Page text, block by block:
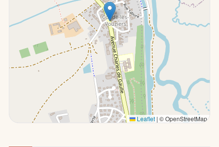
Leaflet | © OpenStreetMap